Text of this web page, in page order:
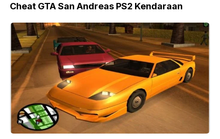
Cheat GTA San Andreas PS2 Kendaraan